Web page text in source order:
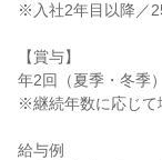
※入社2年目以降／
【賞与】
年2回（夏季・冬季）
※継続年数に応じて
給与例